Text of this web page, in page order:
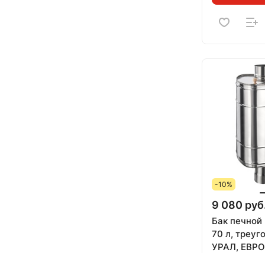
-10%
9 080
Бак
70 л,
УРАЛ, ЕВРО